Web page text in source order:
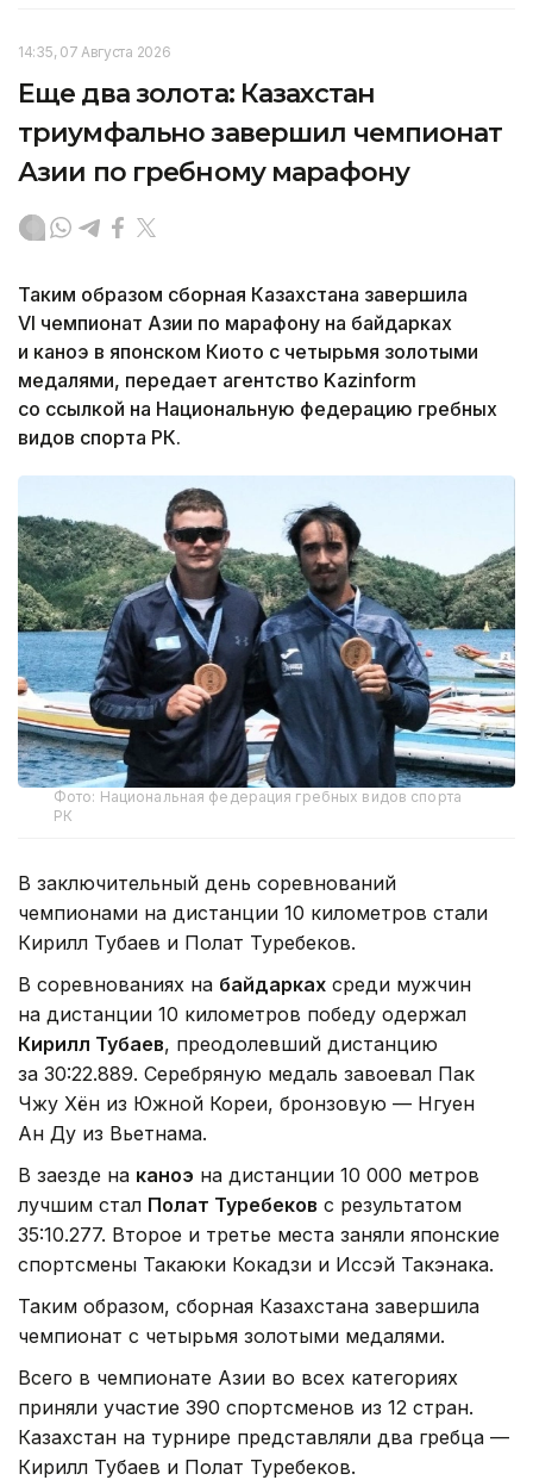
14:35, 07 Августа 2026
Еще два золота: Казахстан
триумфально завершил чемпионат
Азии по гребному марафону
Таким образом сборная Казахстана завершила
VI чемпионат Азии по марафону на байдарках
и каноэ в японском Киото с четырьмя золотыми
медалями, передает агентство Kazinform
со ссылкой на Национальную федерацию гребных
видов спорта РК.
Фото: Национальная федерация гребных видов спорта
РК
В заключительный день соревнований
чемпионами на дистанции 10 километров стали
Кирилл Тубаев и Полат Туребеков.
В соревнованиях на байдарках среди мужчин
на дистанции 10 километров победу одержал
Кирилл Тубаев, преодолевший дистанцию
за 30:22.889. Серебряную медаль завоевал Пак
Чжу Хён из Южной Кореи, бронзовую — Нгуен
Ан Ду из Вьетнама.
В заезде на каноэ на дистанции 10 000 метров
лучшим стал Полат Туребеков с результатом
35:10.277. Второе и третье места заняли японские
спортсмены Такаюки Кокадзи и Иссэй Такэнака.
Таким образом, сборная Казахстана завершила
чемпионат с четырьмя золотыми медалями.
Всего в чемпионате Азии во всех категориях
приняли участие 390 спортсменов из 12 стран.
Казахстан на турнире представляли два гребца —
Кирилл Тубаев и Полат Туребеков.